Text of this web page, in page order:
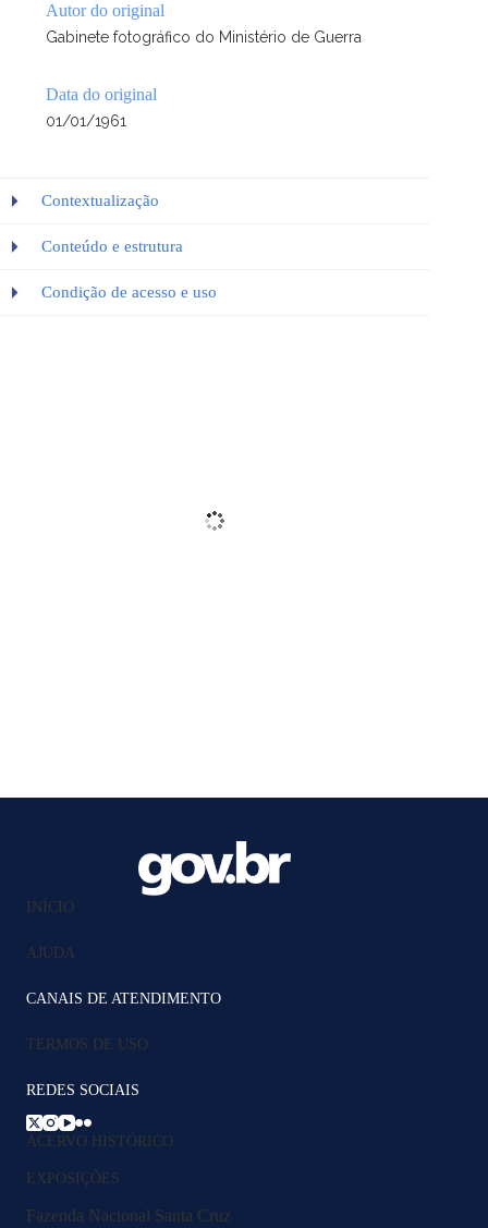
Autor do original
Gabinete fotográfico do Ministério de Guerra
Data do original
01/01/1961
Contextualização
Conteúdo e estrutura
Condição de acesso e uso
INÍCIO
AJUDA
CANAIS DE ATENDIMENTO
TERMOS DE USO
REDES SOCIAIS
ACERVO HISTÓRICO
EXPOSIÇÕES
Fazenda Nacional Santa Cruz